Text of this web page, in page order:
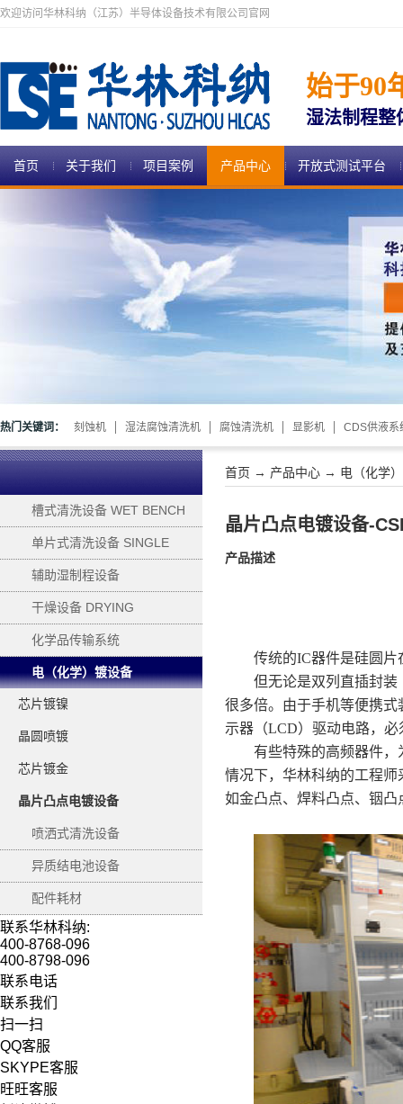
欢迎访问华林科纳（江苏）半导体设备技术有限公司官网
始于90
湿法制程整
首页 关于我们 项目案例 产品中心 开放式测试平台
热门关键词： 刻蚀机 湿法腐蚀清洗机 腐蚀清洗机 显影机 CDS供液系
槽式清洗设备 WET BENCH
单片式清洗设备 SINGLE
WAFER PROCESSING
辅助湿制程设备
SUPPORTING
干燥设备 DRYING
化学品传输系统
电（化学）镀设备
ELECTROPLATING
芯片镀镍
晶圆喷镀
芯片镀金
晶片凸点电镀设备
喷洒式清洗设备
异质结电池设备
配件耗材
联系华林科纳:
400-8768-096
400-8798-096
联系电话
联系我们
扫一扫
QQ客服
SKYPE客服
旺旺客服
首页 → 产品中心 → 电（化学
晶片凸点电镀设备-
产品描述
传统的IC器件是硅圆
但无论是双列直插封装
很多倍。由于手机等便携
示器（LCD）驱动电路，
有些特殊的高频器件
情况下，华林科纳的工程
如金凸点、焊料凸点、铟